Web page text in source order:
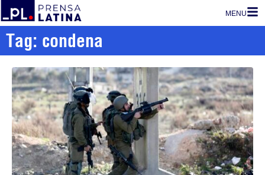
MENU
Tag: condena